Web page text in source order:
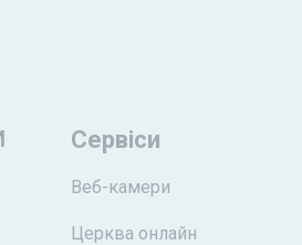
Сервіси
Веб-камери
Церква онлайн